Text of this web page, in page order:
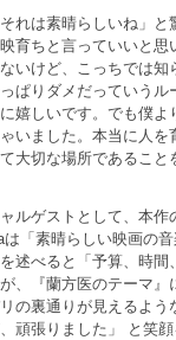
れは素晴らしいね」
育ちと言っていいと
いけど、こっちでは
ぱりダメだっていう
嬉しいです。でも僕
いました。本当に人
大切な場所であること
ルゲストとして、本
「素晴らしい映画の
述べると「予算、時
、『蘭方医のテーマ
の裏通りが見えるよ
頑張りました」 と笑